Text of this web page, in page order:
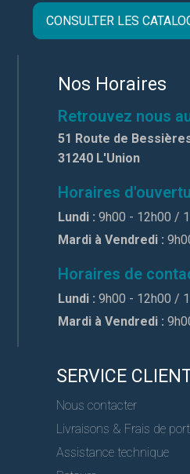
CONSULTER LES
Nos Horaires
Retrouvez nous
51 Route de
31240 L'Union
Horaires
Lundi : 9h00 - 12h00 /
Mardi à Vendredi :
Horaires de
Lundi : 9h00 - 12h00 /
Mardi à Vendredi :
SERVICE
Nous contacter
Livraisons & Frais de port
Assistance technique